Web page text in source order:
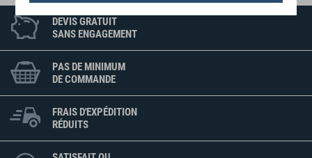
DEVIS GRATUIT
SANS ENGAGEMENT
PAS DE MINIMUM
DE COMMANDE
FRAIS D'EXPÉDITION
RÉDUITS